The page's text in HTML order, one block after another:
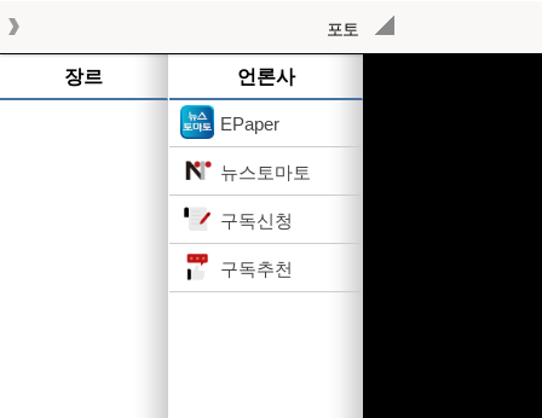
포토
장르 언론사
EPaper
뉴스토마토
구독신청
구독추천
작성된 기사가 없습니다.